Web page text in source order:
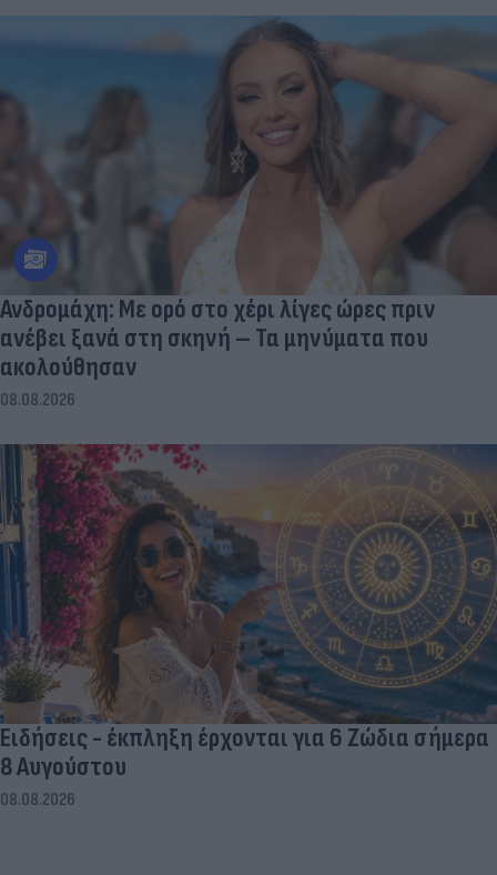
Ανδρομάχη: Με ορό στο χέρι λίγες ώρες πριν
ανέβει ξανά στη σκηνή – Τα μηνύματα που
ακολούθησαν
08.08.2026
Ειδήσεις - έκπληξη έρχονται για 6 Ζώδια σήμερα
8 Αυγούστου
08.08.2026